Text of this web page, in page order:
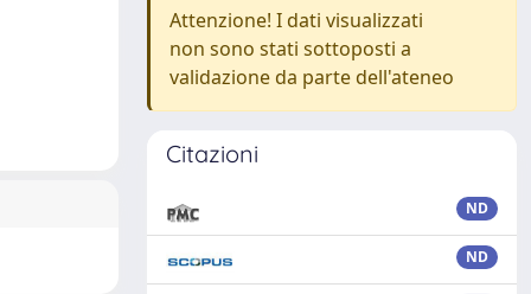
Attenzione! I dati visualizzati
non sono stati sottoposti a
validazione da parte dell'ateneo
Citazioni
ND
ND